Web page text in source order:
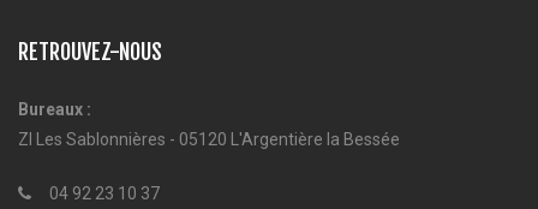
RETROUVEZ-NOUS
Bureaux :
ZI Les Sablonnières - 05120 L'Argentière la Bessée
04 92 23 10 37